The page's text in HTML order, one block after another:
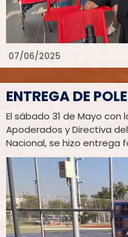
07/06/2025
El sábado 31 de Mayo
Apoderados y Directiva
Nacional, se hizo entrega
la Escuela de niños 2025,
entrenamientos que se
domingo de cada semana
La misma iniciativa, de
entrenamiento oficial del
de adultos que se realiza